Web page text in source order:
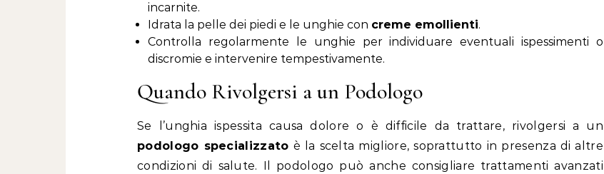
incarnite.
Idrata la pelle dei piedi e le unghie con creme emollienti.
Controlla regolarmente le unghie per individuare eventuali ispessimenti o
discromie e intervenire tempestivamente.
Quando Rivolgersi a un Podologo
Se l’unghia ispessita causa dolore o è difficile da trattare, rivolgersi a un
podologo specializzato è la scelta migliore, soprattutto in presenza di altre
condizioni di salute. Il podologo può anche consigliare trattamenti avanzati